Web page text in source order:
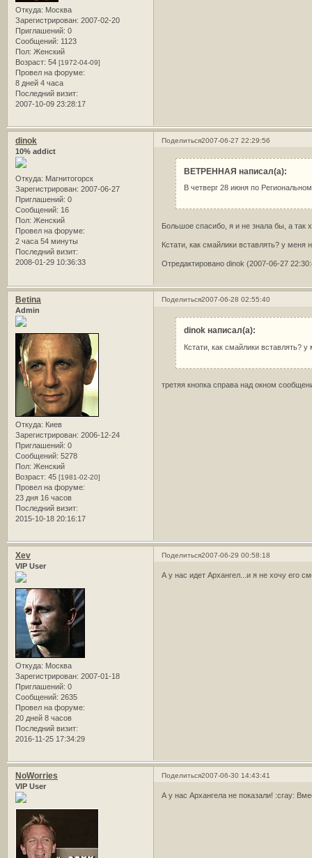
Откуда: Москва
Зарегистрирован: 2007-02-20
Приглашений: 0
Сообщений: 1123
Пол: Женский
Возраст: 54 [1972-04-09]
Провел на форуме:
8 дней 4 часа
Последний визит:
2007-10-09 23:28:17
Поделиться2007-06-27 22:29:56
dinok
10% addict
Откуда: Магнитогорск
Зарегистрирован: 2007-06-27
Приглашений: 0
Сообщений: 16
Пол: Женский
Провел на форуме:
2 часа 54 минуты
Последний визит:
2008-01-29 10:36:33
ВЕТРЕННАЯ написал(а):
В четверг 28 июня по
Большое спасибо, я и не знала бы, а так
Кстати, как смайлики вставлять? у меня
Отредактировано dinok (2007-06-27
Поделиться2007-06-28 02:55:40
Betina
Admin
Откуда: Киев
Зарегистрирован: 2006-12-24
Приглашений: 0
Сообщений: 5278
Пол: Женский
Возраст: 45 [1981-02-20]
Провел на форуме:
23 дня 16 часов
Последний визит:
2015-10-18 20:16:17
dinok написал(а):
Кстати, как смайлики вставлять?
третяя кнопка справа над окном
Поделиться2007-06-29 00:58:18
Xev
VIP User
Откуда: Москва
Зарегистрирован: 2007-01-18
Приглашений: 0
Сообщений: 2635
Провел на форуме:
20 дней 8 часов
Последний визит:
2016-11-25 17:34:29
А у нас идет Архангел...и я не хочу его
Поделиться2007-06-30 14:43:41
NoWorries
VIP User
А у нас Архангела не показали! :cray: